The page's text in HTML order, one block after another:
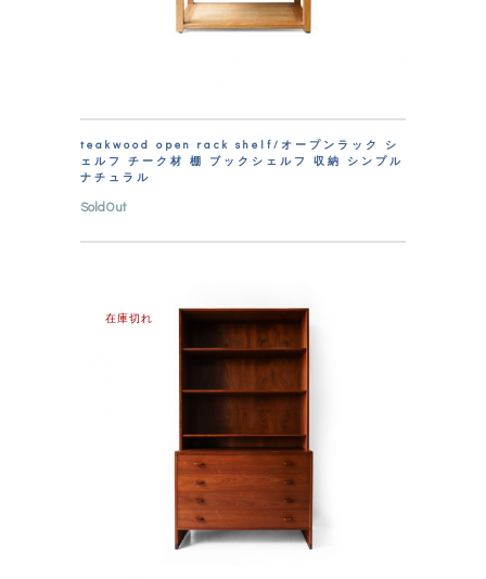
teakwood open rack shelf/オープンラック シ
ェルフ チーク材 棚 ブックシェルフ 収納 シンプル
ナチュラル
SoldOut
在庫切れ